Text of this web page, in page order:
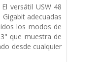
versátil USW 48
adecuadas
los modos de
que muestra de
desde cualquier